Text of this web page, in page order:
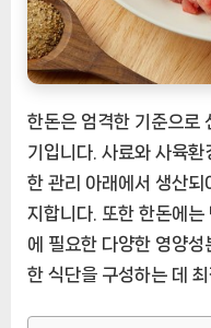
한
완
벽
선
택
[EatingNOW
추
천
상
한돈은 엄격한 기준으로
기입니다. 사료와 사육
한 관리 아래에서 생산
지합니다. 또한 한돈에
에 필요한 다양한 영양
한 식단을 구성하는 데